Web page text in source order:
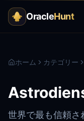
OracleHunt
ホーム カテゴリー
世界で最も信頼さ